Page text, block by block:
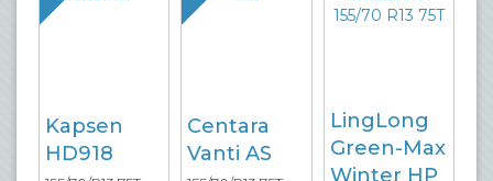
Kapsen
HD918
Centara
Vanti AS
LingLong
Green-Max
Winter HP